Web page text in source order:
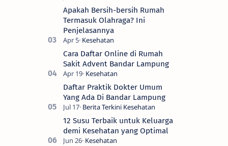
Apakah Bersih-bersih Rumah
Termasuk Olahraga? Ini
Penjelasannya
Cara Daftar Online di Rumah
Sakit Advent Bandar Lampung
Daftar Praktik Dokter Umum
Yang Ada Di Bandar Lampung
12 Susu Terbaik untuk Keluarga
demi Kesehatan yang Optimal